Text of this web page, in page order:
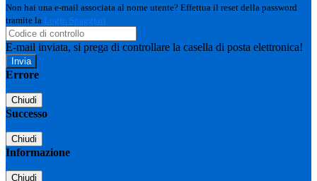
Non hai una e-mail associata al nome utente? Effettua il reset della password
tramite la Login Spaggiari
E-mail inviata, si prega di controllare la casella di posta elettronica!
Errore
Chiudi
Successo
Chiudi
Informazione
Chiudi